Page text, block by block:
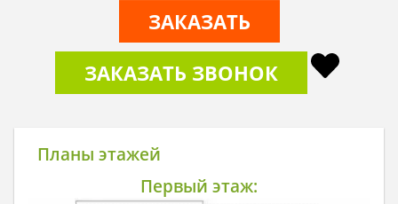
ЗАКАЗАТЬ
ЗАКАЗАТЬ ЗВОНОК
Планы этажей
Первый этаж: